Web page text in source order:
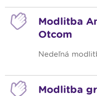
Modlitba
Otcom
Nedeľná
Modlitba